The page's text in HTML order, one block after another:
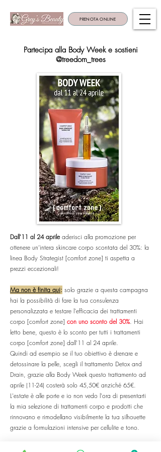
PRENOTA ONLINE
Partecipa alla Body Week e sostieni
@treedom_trees
Dall'11 al 24 aprileaderisci alla promozione per
ottenere un’intera skincare corpo scontata del 30%: la
linea Body Strategist [comfort zone] ti aspetta a
prezzi eccezionali!
Ma non è finita qui: solo grazie a questa campagna
hai la possibilità di fare la tua consulenza
personalizzata e testare l'efficacia dei trattamenti
corpo [comfort zone] con uno sconto del 30%. Hai
letto bene, questo è lo sconto per tutti i trattamenti
corpo [comfort zone] dall'11 al 24 aprile.
Quindi ad esempio se il tuo obiettivo è drenare e
detossinare la pelle, scegli il trattamento Detox and
Drain, grazie alla Body Week questo trattamento ad
aprile (11-24) costerà solo 45,50€ anziché 65€.
L'estate è alle porte e io non vedo l'ora di presentarti
la mia selezione di trattamenti corpo e prodotti che
rinnovano e rimodellano visibilmente la tua silhouette
grazie a formulazioni intensive per cellulite e tono.
Inoltre, partecipando alla Body Week supportiamo